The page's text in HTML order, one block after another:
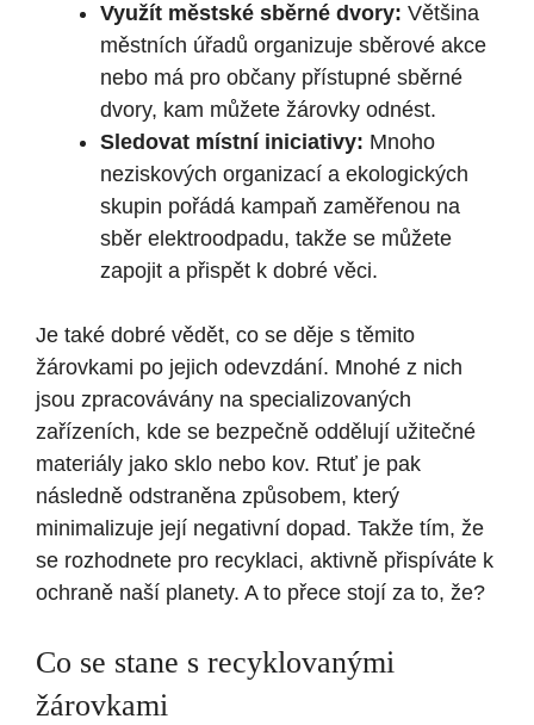
Využít městské sběrné dvory: Většina
městních úřadů organizuje sběrové akce
nebo má pro občany přístupné sběrné
dvory, kam můžete žárovky odnést.
Sledovat místní iniciativy: Mnoho
neziskových organizací a ekologických
skupin pořádá kampaň zaměřenou na
sběr elektroodpadu, takže se můžete
zapojit a přispět k dobré věci.
Je také dobré vědět, co se děje s těmito
žárovkami po jejich odevzdání. Mnohé z nich
jsou zpracovávány na specializovaných
zařízeních, kde se bezpečně oddělují užitečné
materiály jako sklo nebo kov. Rtuť je pak
následně odstraněna způsobem, který
minimalizuje její negativní dopad. Takže tím, že
se rozhodnete pro recyklaci, aktivně přispíváte k
ochraně naší planety. A to přece stojí za to, že?
Co se stane s recyklovanými
žárovkami